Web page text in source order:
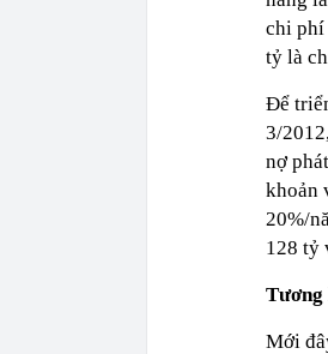
chi phí
tỷ là
Để
3/
nợ
khoản
20%/
128 tỷ
Tương
Mới